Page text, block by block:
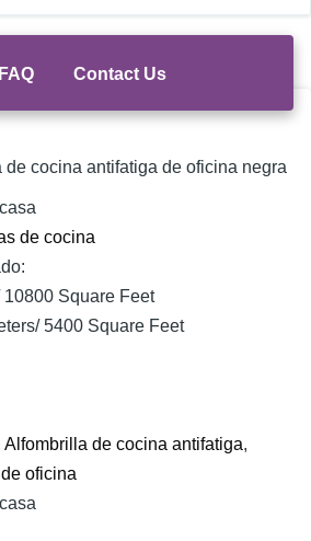
FAQ Contact Us
de cocina antifatiga de oficina negra
de cocina
Square Feet
5400 Square Feet
Alfombrilla de cocina antifatiga,
oficina